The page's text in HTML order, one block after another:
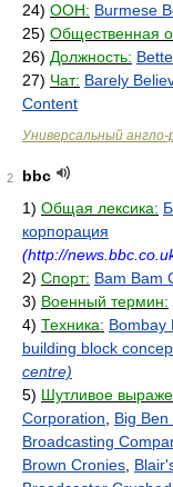
24) ООН: Burmese
25) Общественная
26) Должность:
27) Чат: Barely
Content
Универсальный англо-
2
bbc
1) Общая лексика:
корпорация
(http://
2) Спорт: Bam Bam
3) Военный термин:
4) Техника: Bombay
building block
centre)
5) Шутливое
Corporation
Big
Broadcasting
Brown Cronies